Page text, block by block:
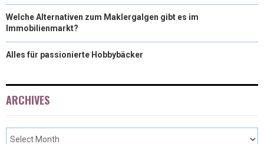
Welche Alternativen zum Maklergalgen gibt es im
Immobilienmarkt?
Alles für passionierte Hobbybäcker
ARCHIVES